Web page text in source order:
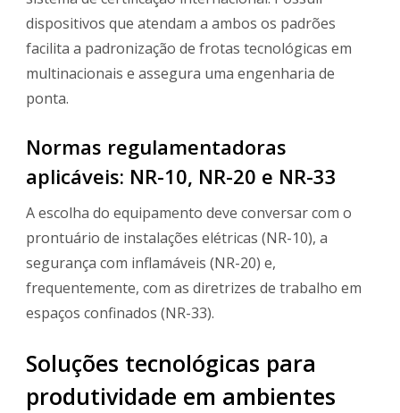
dispositivos que atendam a ambos os padrões
facilita a padronização de frotas tecnológicas em
multinacionais e assegura uma engenharia de
ponta.
Normas regulamentadoras
aplicáveis: NR-10, NR-20 e NR-33
A escolha do equipamento deve conversar com o
prontuário de instalações elétricas (NR-10), a
segurança com inflamáveis (NR-20) e,
frequentemente, com as diretrizes de trabalho em
espaços confinados (NR-33).
Soluções tecnológicas para
produtividade em ambientes